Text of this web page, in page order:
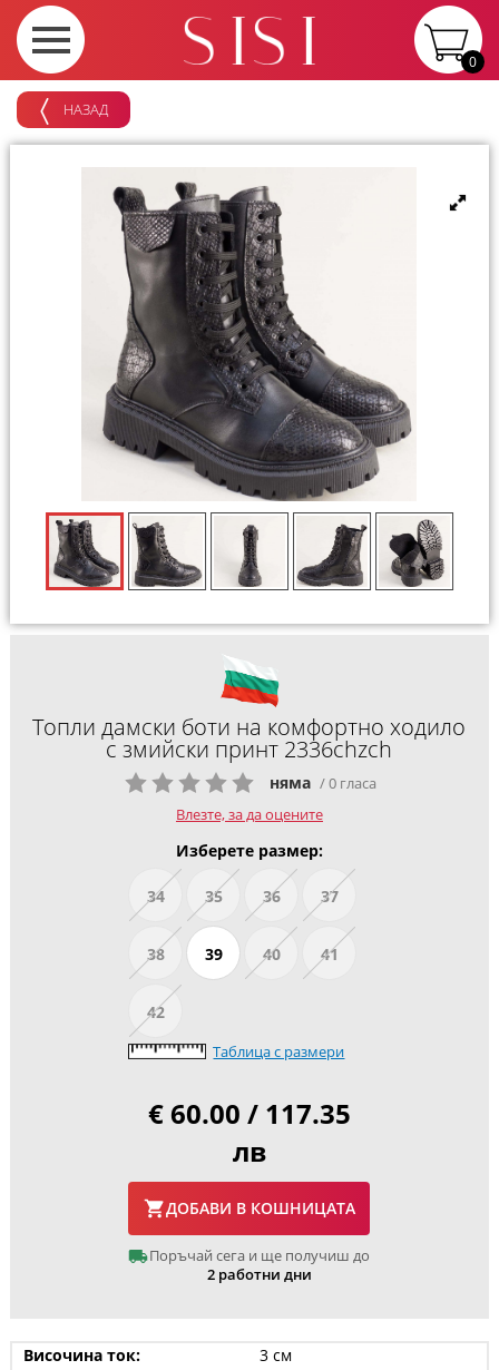
0
НАЗАД
Топли дамски боти на комфортно ходило
с змийски принт 2336chzch
няма / 0 гласа
Влезте, за да оцените
Изберете размер:
34 35 36 37
38 39 40 41
42
Таблица с размери
€ 60.00 / 117.35
лв
ДОБАВИ В КОШНИЦАТА
Поръчай сега и ще получиш до
2 работни дни
Височина ток:
3 см